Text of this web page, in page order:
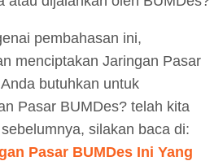
pembahasan ini,
menciptakan Jaringan Pasar
butuhkan untuk
Pasar BUMDes? telah kita
silakan baca di:
Pasar BUMDes Ini Yang